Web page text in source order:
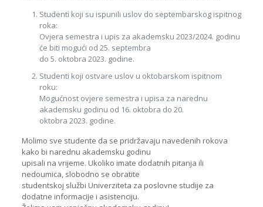
Studenti koji su ispunili uslov do septembarskog ispitnog
roka:
Ovjera semestra i upis za akademsku 2023/2024. godinu
će biti mogući od 25. septembra
do 5. oktobra 2023. godine.
Studenti koji ostvare uslov u oktobarskom ispitnom
roku:
Mogućnost ovjere semestra i upisa za narednu
akademsku godinu od 16. oktobra do 20.
oktobra 2023. godine.
Molimo sve studente da se pridržavaju navedenih rokova
kako bi narednu akademsku godinu
upisali na vrijeme. Ukoliko imate dodatnih pitanja ili
nedoumica, slobodno se obratite
studentskoj službi Univerziteta za poslovne studije za
dodatne informacije i asistenciju.